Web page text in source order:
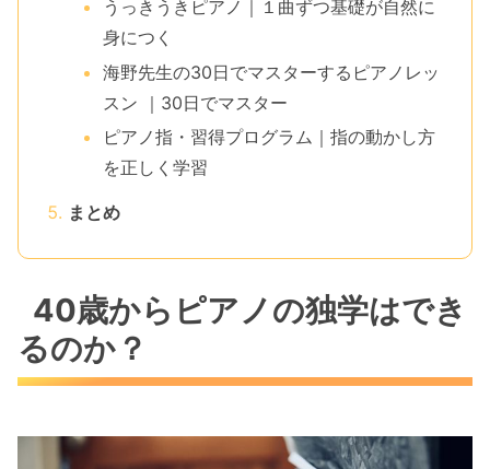
うっきうきピアノ｜１曲ずつ基礎が自然に
身につく
海野先生の30日でマスターするピアノレッ
スン ｜30日でマスター
ピアノ指・習得プログラム｜指の動かし方
を正しく学習
まとめ
40歳からピアノの独学はでき
るのか？